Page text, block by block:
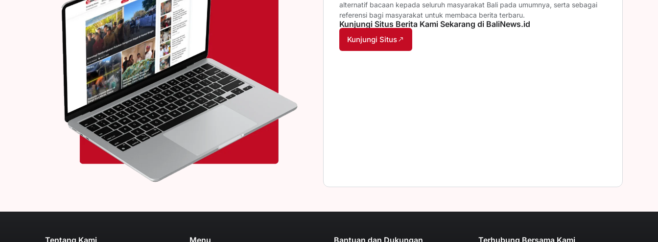
alternatif bacaan kepada seluruh masyarakat Bali pada umumnya, serta sebagai
referensi bagi masyarakat untuk membaca berita terbaru.
Kunjungi Situs Berita Kami Sekarang di BaliNews.id
Kunjungi Situs